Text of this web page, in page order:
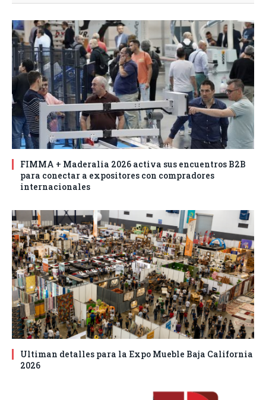
FIMMA + Maderalia 2026 activa sus encuentros B2B
para conectar a expositores con compradores
internacionales
Ultiman detalles para la Expo Mueble Baja California
2026